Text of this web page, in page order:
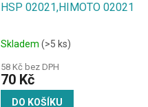
HSP 02021,HIMOTO 02021
Skladem (>5 ks)
58 Kč bez DPH
70 Kč
DO KOŠÍKU